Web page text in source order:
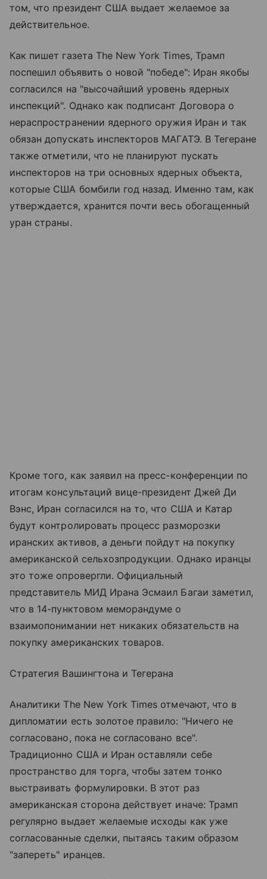
том, что президент США выдает желаемое за
действительное.
Как пишет газета The New York Times, Трамп
поспешил объявить о новой "победе": Иран якобы
согласился на "высочайший уровень ядерных
инспекций". Однако как подписант Договора о
нераспространении ядерного оружия Иран и так
обязан допускать инспекторов МАГАТЭ. В Тегеране
также отметили, что не планируют пускать
инспекторов на три основных ядерных объекта,
которые США бомбили год назад. Именно там, как
утверждается, хранится почти весь обогащенный
уран страны.
Кроме того, как заявил на пресс-конференции по
итогам консультаций вице-президент Джей Ди
Вэнс, Иран согласился на то, что США и Катар
будут контролировать процесс разморозки
иранских активов, а деньги пойдут на покупку
американской сельхозпродукции. Однако иранцы
это тоже опровергли. Официальный
представитель МИД Ирана Эсмаил Багаи заметил,
что в 14-пунктовом меморандуме о
взаимопонимании нет никаких обязательств на
покупку американских товаров.
Стратегия Вашингтона и Тегерана
Аналитики The New York Times отмечают, что в
дипломатии есть золотое правило: "Ничего не
согласовано, пока не согласовано все".
Традиционно США и Иран оставляли себе
пространство для торга, чтобы затем тонко
выстраивать формулировки. В этот раз
американская сторона действует иначе: Трамп
регулярно выдает желаемые исходы как уже
согласованные сделки, пытаясь таким образом
"запереть" иранцев.